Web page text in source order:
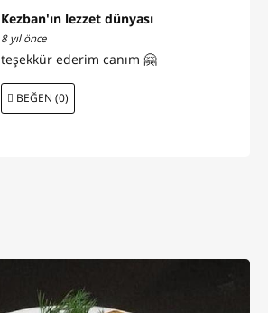
Kezban'ın lezzet dünyası
8 yıl önce
teşekkür ederim canım 🤗
BEĞEN (0)